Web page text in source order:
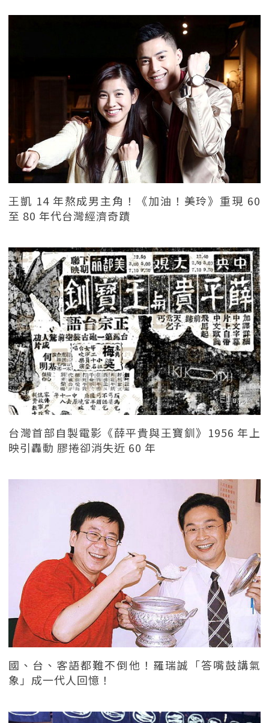
王凱 14 年熬成男主角！《加油！美玲》重現 60
至 80 年代台灣經濟奇蹟
台灣首部自製電影《薛平貴與王寶釧》1956 年上
映引轟動 膠捲卻消失近 60 年
國、台、客語都難不倒他！羅瑞誠「答嘴鼓講氣
象」成一代人回憶！